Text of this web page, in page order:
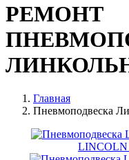
РЕМОНТ
Главная
Пневмоподвеска
LINCOLN